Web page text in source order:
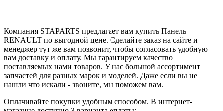
Компания STAPARTS предлагает вам купить Панель
RENAULT по выгодной цене. Сделайте заказ на сайте и
менеджер тут же вам позвонит, чтобы согласовать удобную
вам доставку и оплату. Мы гарантируем качество
поставляемых нами товаров. У нас большой ассортимент
запчастей для разных марок и моделей. Даже если вы не
нашли что искали - звоните, мы поможем вам.
Оплачивайте покупки удобным способом. В интернет-